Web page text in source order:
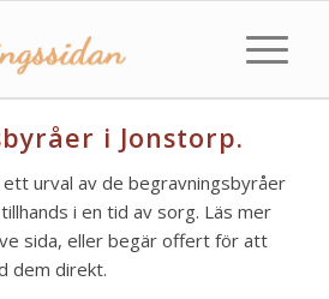
i Jonstorp.
urval av de begravningsbyråer
i en tid av sorg. Läs mer
sida, eller begär offert för att
dem direkt.